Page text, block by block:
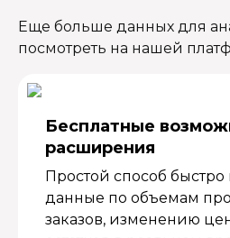
Еще больше данных для
посмотреть на нашей
Бесплатные
расширения
Простой способ
данные по объемам
заказов, изменению